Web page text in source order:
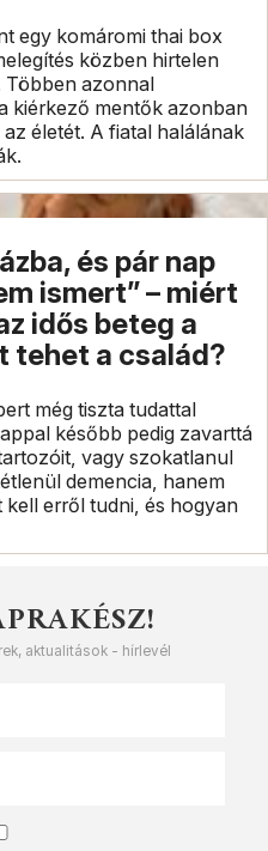
egy komáromi thai box
közben hirtelen
Többen azonnal
kiérkező mentők azonban
életét. A fiatal halálának
és pár nap
ismert” – miért
idős beteg a
tehet a család?
még tiszta tudattal
később pedig zavarttá
vagy szokatlanul
demencia, hanem
erről tudni, és hogyan
aktualitások - hírlevél